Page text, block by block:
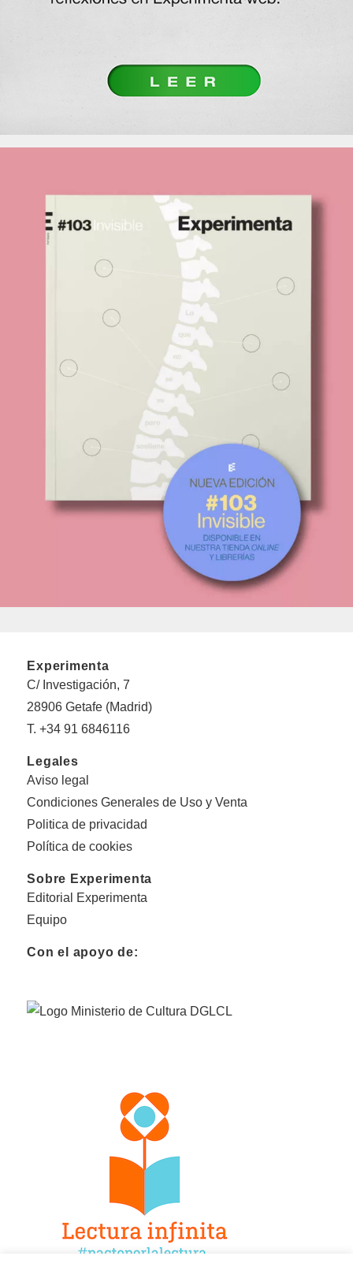
Experimenta
C/ Investigación, 7
28906 Getafe (Madrid)
T. +34 91 6846116
Legales
Aviso legal
Condiciones Generales de Uso y Venta
Politica de privacidad
Política de cookies
Sobre Experimenta
Editorial Experimenta
Equipo
Con el apoyo de: